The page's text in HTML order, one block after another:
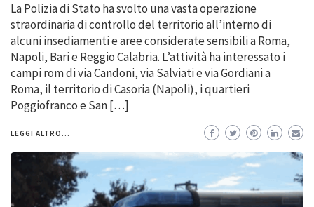
La Polizia di Stato ha svolto una vasta operazione
straordinaria di controllo del territorio all’interno di
alcuni insediamenti e aree considerate sensibili a Roma,
Napoli, Bari e Reggio Calabria. L’attività ha interessato i
campi rom di via Candoni, via Salviati e via Gordiani a
Roma, il territorio di Casoria (Napoli), i quartieri
Poggiofranco e San […]
LEGGI ALTRO...